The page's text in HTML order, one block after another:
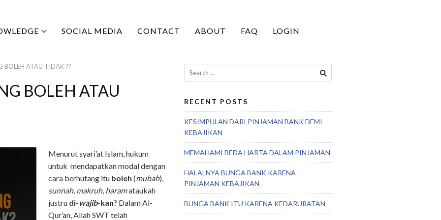
SOCIAL MEDIA CONTACT ABOUT FAQ LOGIN
BOLEH ATAU TIDAK ??
BOLEH ATAU
Menurut syari’at Islam, hukum
untuk mendapatkan modal dengan
cara berhutang itu boleh (mubah),
sunnah, makruh, haramataukah
justru di-wajib-kan? Dalam Al-
Qur’an, Allah SWT telah
Search
for:
RECENT POSTS
KESIMPULAN DARI PINJAMAN BANK DEMI
KEBAJIKAN
MEMAHAMI BEDA HARTA DALAM PINJAMAN
HALALNYA BUNGA BANK KARENA
PINJAMAN KEBAJIKAN
BUNGA BANK ITU KARENA KEDARURATAN